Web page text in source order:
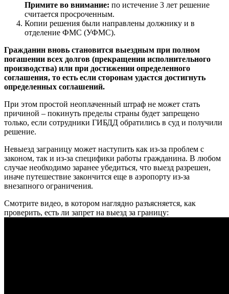
Примите во внимание: по истечение 3 лет решение
считается просроченным.
Копии решения были направлены должнику и в
отделение ФМС (УФМС).
Гражданин вновь становится выездным при полном
погашении всех долгов (прекращении исполнительного
производства) или при достижении определенного
соглашения, то есть если сторонам удастся достигнуть
определенных соглашений.
При этом простой неоплаченный штраф не может стать
причиной – покинуть пределы страны будет запрещено
только, если сотрудники ГИБДД обратились в суд и получили
решение.
Невыезд заграницу может наступить как из-за проблем с
законом, так и из-за специфики работы гражданина. В любом
случае необходимо заранее убедиться, что выезд разрешен,
иначе путешествие закончится еще в аэропорту из-за
внезапного ограничения.
Смотрите видео, в котором наглядно разъясняется, как
проверить, есть ли запрет на выезд за границу: